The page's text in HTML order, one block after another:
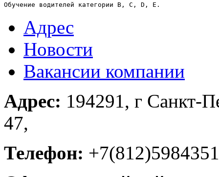
Обучение водителей категории В, С, D, E.
Адрес
Новости
Вакансии компании
Адрес: 194291, г Санкт-
47,
Телефон: +7(812)5984351